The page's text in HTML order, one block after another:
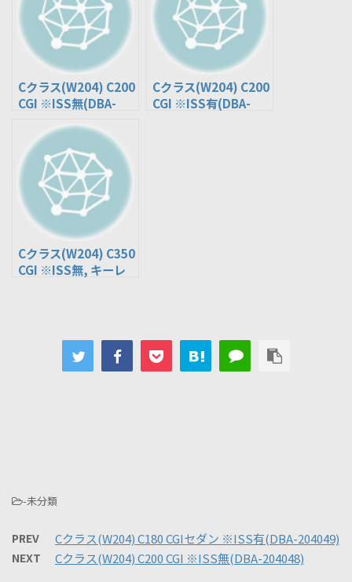
Cクラス(W204) C200
CGI ※ISS無(DBA-
Cクラス(W204) C200
CGI ※ISS有(DBA-
Cクラス(W204) C350
CGI ※ISS無, キーレ
-未分類
PREV Cクラス(W204) C180 CGIセダン ※ISS有(DBA-204049)
NEXT Cクラス(W204) C200 CGI ※ISS無(DBA-204048)